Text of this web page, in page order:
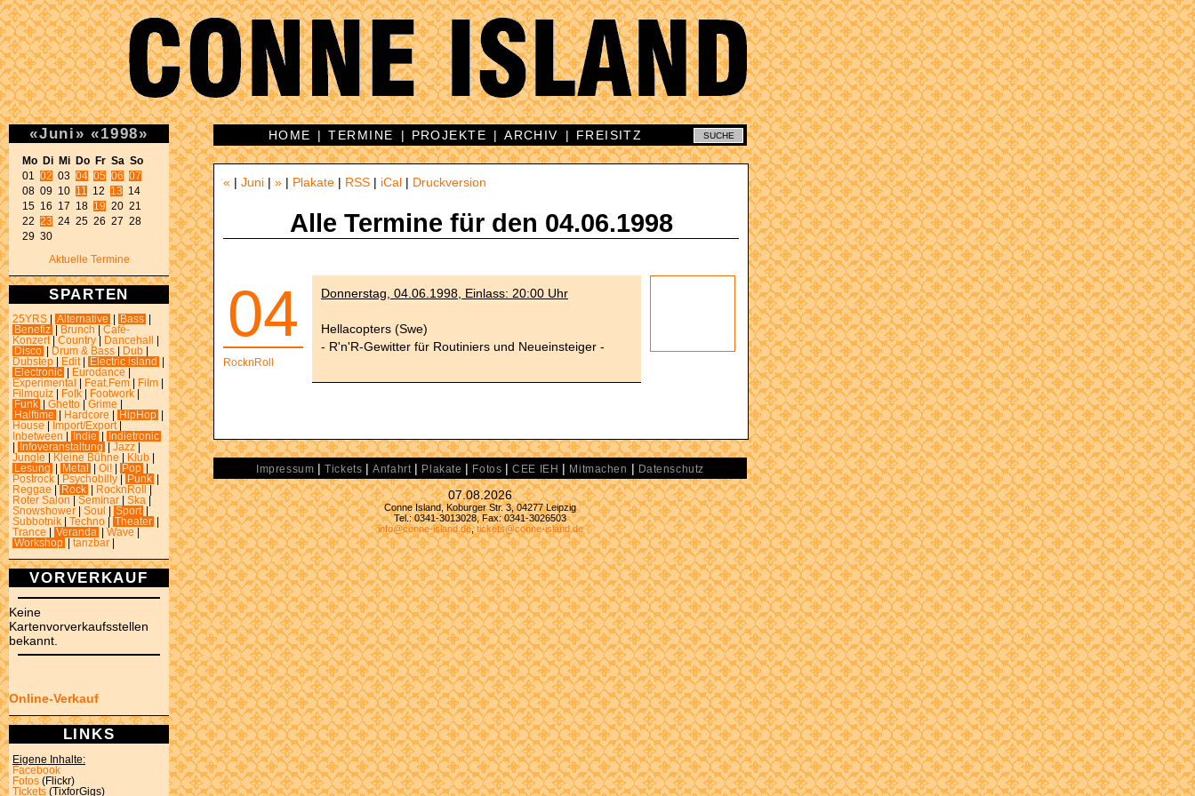
«Juni » «1998»
Mo Di Mi Do Fr Sa So
01 02 03 04 05 06 07
08 09 10 11 12 13 14
15 16 17 18 19 20 21
22 23 24 25 26 27 28
29 30
Aktuelle Termine
SPARTEN
25YRS Alternative Bass
Benefiz
Brunch
Café-
Konzert
Country Dancehall
Disco
Drum & Bass Dub
Dubstep
Edit Electric island
Electronic
Eurodance
Experimental
Feat.Fem Film
Filmquiz
Folk Footwork
Funk
Ghetto Grime
Halftime
Hardcore HipHop
House
Import/Export
Inbetween
Indie
Indietronic
Infoveranstaltung Jazz
Jungle
Kleine Bühne Klub
Lesung
Metal Oi! Pop
Postrock
Psychobilly Punk
Reggae
Rock RocknRoll
Roter Salon
Seminar Ska
Snowshower
Soul Sport
Subbotnik
Techno Theater
Trance
Veranda Wave
Workshop
tanzbar
VORVERKAUF
Keine
Kartenvorverkaufsstellen
bekannt.
Online-Verkauf
LINKS
Eigene Inhalte:
Facebook
Fotos (Flickr)
Tickets (TixforGigs)
HOME |TERMINE | PROJEKTE |ARCHIV | FREISITZ
« | Juni | » | Plakate | RSS | iCal | Druckversion
Alle Termine für den 04.06.1998
04
RocknRoll
Donnerstag, 04.06.1998, Einlass: 20:00 Uhr
Hellacopters (Swe)
- R'n'R-Gewitter für Routiniers und Neueinsteiger -
Impressum |Tickets |Anfahrt | Plakate | Fotos |CEE IEH | Mitmachen | Datenschutz
07.08.2026
Conne Island, Koburger Str. 3, 04277 Leipzig
Tel.: 0341-3013028, Fax: 0341-3026503
info@conne-island.de,tickets@conne-island.de